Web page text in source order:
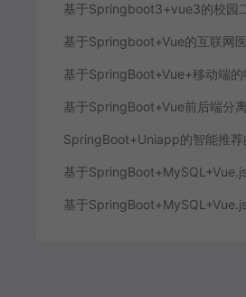
基于Springboot3+vue3的校园
基于Springboot+Vue的互联网
基于SpringBoot+Vue+移动端的
SpringBoot+Uniapp的智能推荐